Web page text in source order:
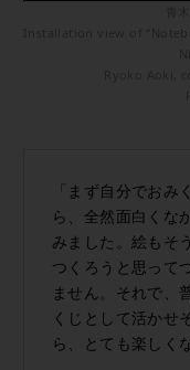
「まず自分でお
ら、全然面白くな
みました。絵もそ
つくろうと思って
ません。それで、
くじとして活かせ
ら、とても楽しく